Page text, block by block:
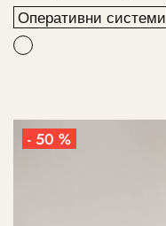
Оперативни системи
- 50 %